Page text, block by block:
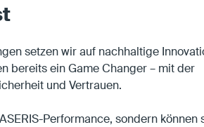
setzen wir auf nachhaltige
bereits ein Game Changer – mit der
und Vertrauen.
Performance, sondern können